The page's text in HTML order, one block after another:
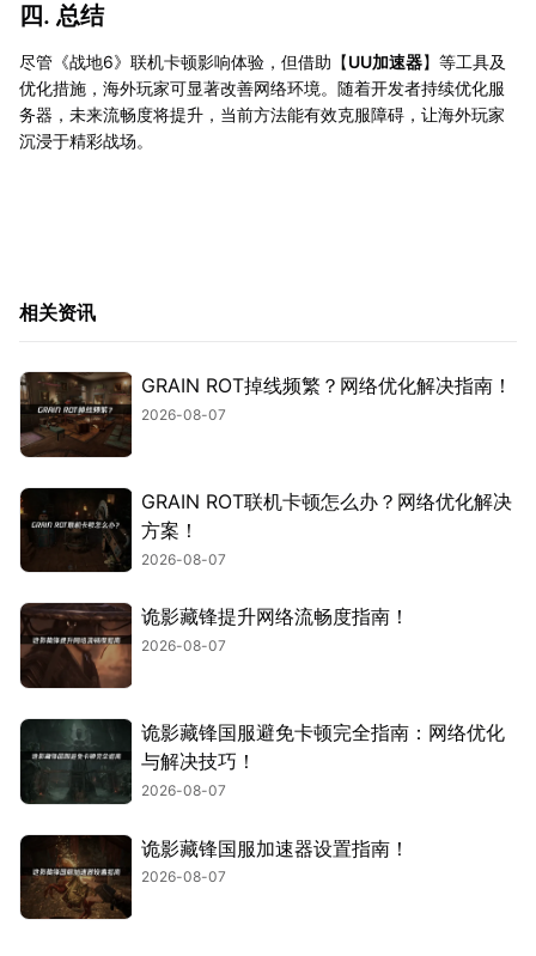
四. 总结
尽管《战地6》联机卡顿影响体验，但借助【UU加速器】等工具及
优化措施，海外玩家可显著改善网络环境。随着开发者持续优化服
务器，未来流畅度将提升，当前方法能有效克服障碍，让海外玩家
沉浸于精彩战场。
相关资讯
GRAIN ROT掉线频繁？网络优化解决指南！
2026-08-07
GRAIN ROT联机卡顿怎么办？网络优化解决
方案！
2026-08-07
诡影藏锋提升网络流畅度指南！
2026-08-07
诡影藏锋国服避免卡顿完全指南：网络优化
与解决技巧！
2026-08-07
诡影藏锋国服加速器设置指南！
2026-08-07